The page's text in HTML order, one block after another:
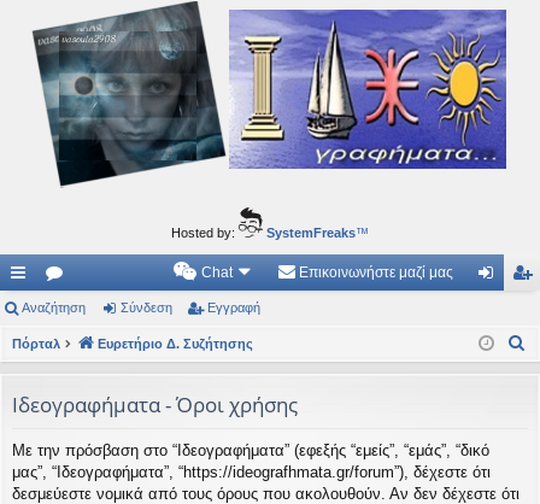
Ιδεογραφήματα
Αυτός ο τόπος φιλοδοξεί να ανοίγει μονοπάτια για τα συναρπαστικά και όμορφα ταξίδια του
Hosted by: SystemFreaks™
ρή
γο
ς
συ
νδ
.
Συ
τή
σε
ις
Chat Επικοινωνήστε μαζί μας
δε ρα
Αναζήτηση Σύνδεση Εγγραφή
Πόρταλ Ευρετήριο Δ. Συζήτησης
Ιδεογραφήματα - Όροι χρήσης
Με την πρόσβαση στο “Ιδεογραφήματα” (εφεξής “εμείς”, “εμάς”, “δικό
μας”, “Ιδεογραφήματα”, “https://ideografhmata.gr/forum”), δέχεστε ότι
δεσμεύεστε νομικά από τους όρους που ακολουθούν. Αν δεν δέχεστε ότι